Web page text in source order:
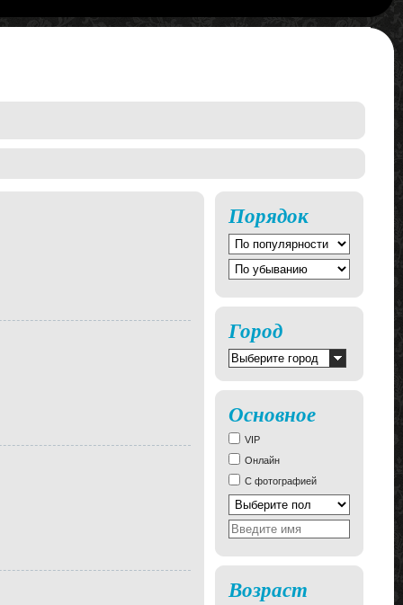
Порядок
Город
Основное
VIP
Онлайн
С фотографией
Возраст